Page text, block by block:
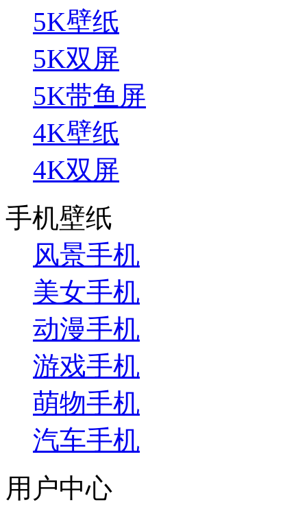
5K壁纸
5K双屏
5K带鱼屏
4K壁纸
4K双屏
手机壁纸
风景手机
美女手机
动漫手机
游戏手机
萌物手机
汽车手机
用户中心